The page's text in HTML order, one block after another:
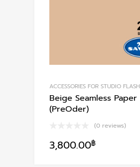
ACCESSORIES FOR STUDIO FLASH
Beige Seamless Paper
(PreOder)
(0 reviews)
3,800.00฿